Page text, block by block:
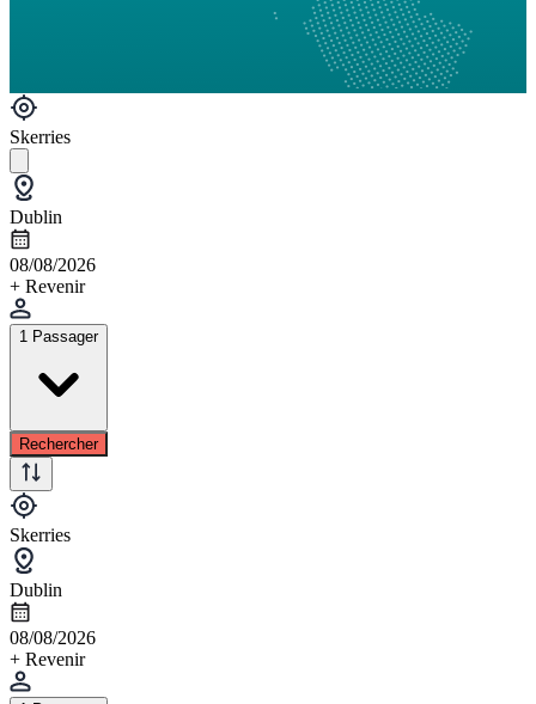
Skerries
Dublin
08/08/2026
+ Revenir
1 Passager
Rechercher
Skerries
Dublin
08/08/2026
+ Revenir